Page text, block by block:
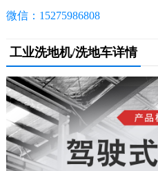
微信：15275986808
工业洗地机/洗地车详情